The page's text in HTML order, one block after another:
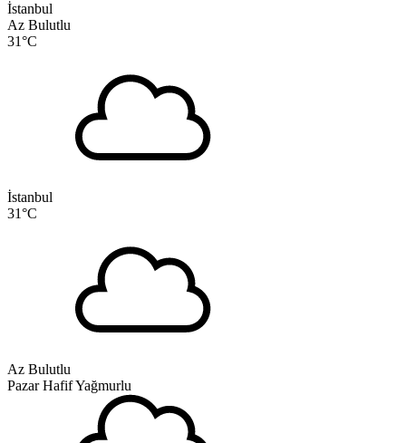
İstanbul
Az Bulutlu
31°C
İstanbul
31°C
Az Bulutlu
Pazar Hafif Yağmurlu